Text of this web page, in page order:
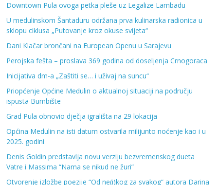
Downtown Pula ovoga petka pleše uz Legalize Lambadu
U medulinskom Šantaduru održana prva kulinarska radionica u
sklopu ciklusa „Putovanje kroz okuse svijeta“
Dani Klačar brončani na European Openu u Sarajevu
Perojska fešta – proslava 369 godina od doseljenja Crnogoraca
Inicijativa dm-a „Zaštiti se… i uživaj na suncu“
Priopćenje Općine Medulin o aktualnoj situaciji na području
ispusta Bumbište
Grad Pula obnovio dječja igrališta na 29 lokacija
Općina Medulin na isti datum ostvarila milijunto noćenje kao i u
2025. godini
Denis Goldin predstavlja novu verziju bezvremenskog dueta
Vatre i Massima “Nama se nikud ne žuri”
Otvorenje izložbe poezije “Od ne(i)kog za svakog” autora Darina